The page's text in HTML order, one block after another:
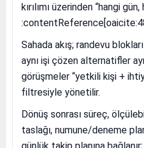
kırılımı üzerinden “hangi
Sahada akış; randevu
aynı işi çözen alternatifler
görüşmeler “yetkili kişi +
filtresiyle yönetilir.
Dönüş sonrası süreç,
taslağı, numune/deneme
günlük takip planına